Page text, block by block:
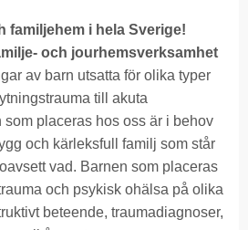
familjehem i hela Sverige!
och jourhemsverksamhet
av barn utsatta för olika typer
till akuta
placeras hos oss är i behov
och kärleksfull familj som står
vad. Barnen som placeras
och psykisk ohälsa på olika
beteende, traumadiagnoser,